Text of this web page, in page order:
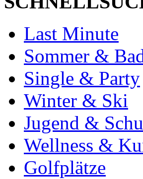
Last Minute
Sommer &
Single & Party
Winter & Ski
Jugend &
Wellness &
Golfplätze